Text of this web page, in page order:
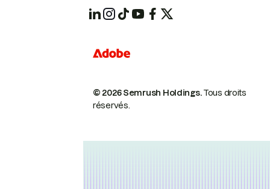
© 2026 Semrush Holdings.Tous droits
réservés.